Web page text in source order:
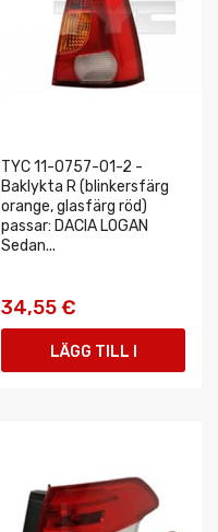
TYC 11-0757-01-2 -
Baklykta R (blinkersfärg
orange, glasfärg röd)
passar: DACIA LOGAN
Sedan...
34,55 €
LÄGG TILL I